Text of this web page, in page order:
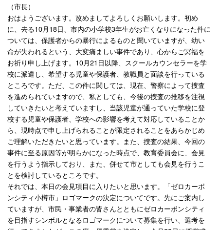
（市長）
おはようございます。改めましてよろしくお願いします。初め
に、去る10月18日、市内の小学校3年生がお亡くなりになった件に
ついては、保護者からの暴行によるものと聞いていますが、幼い
命が失われるという、大変痛ましい事件であり、心からご冥福を
お祈り申し上げます。10月21日以降、スクールカウンセラーを学
校に派遣し、希望する児童や保護者、教職員と面談を行っている
ところです。ただ、この件に関しては、現在、警察によって捜査
を進められていますので、私としても、今後の捜査の推移を注視
していきたいと考えていますし、当該児童が通っていた学校に登
校する児童や保護者、学校への影響を考えて対応していることか
ら、現時点で申し上げられることが限定されることをあらかじめ
ご理解いただきたいと思っています。また、捜査の結果、今回の
事件に至る原因等が明らかになった時点で、教育委員会に、会見
を行うよう指示しており、また、併せて市としても会見を行うこ
とを検討しているところです。
それでは、本日の会見項目に入りたいと思います。「ゼロカーボ
ンシティ小樽市」ロゴマークの決定についてです。先にご案内し
ていますが、市民・事業者の皆さんとともにゼロカーボンシティ
を目指すシンボルとなるロゴマークについて募集を行い、選考を